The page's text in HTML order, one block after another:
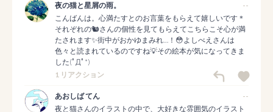
夜の猫と星屑の雨。
--
こんばんは。心満たすとのお言葉をもらえて嬉しいです＊
それぞれの🐿️さんの個性を見てもらえてこちらこそ心が満
たされます✨街中がおかゆまみれ…！😳よしべえさんは
色々と読まれているのですね💡その絵本が気になってきま
した(ﾟДﾟ*)
1 リアクション
あおしば てん
--
夜と猫さんのイラストの中で、大好きな雰囲気のイラスト